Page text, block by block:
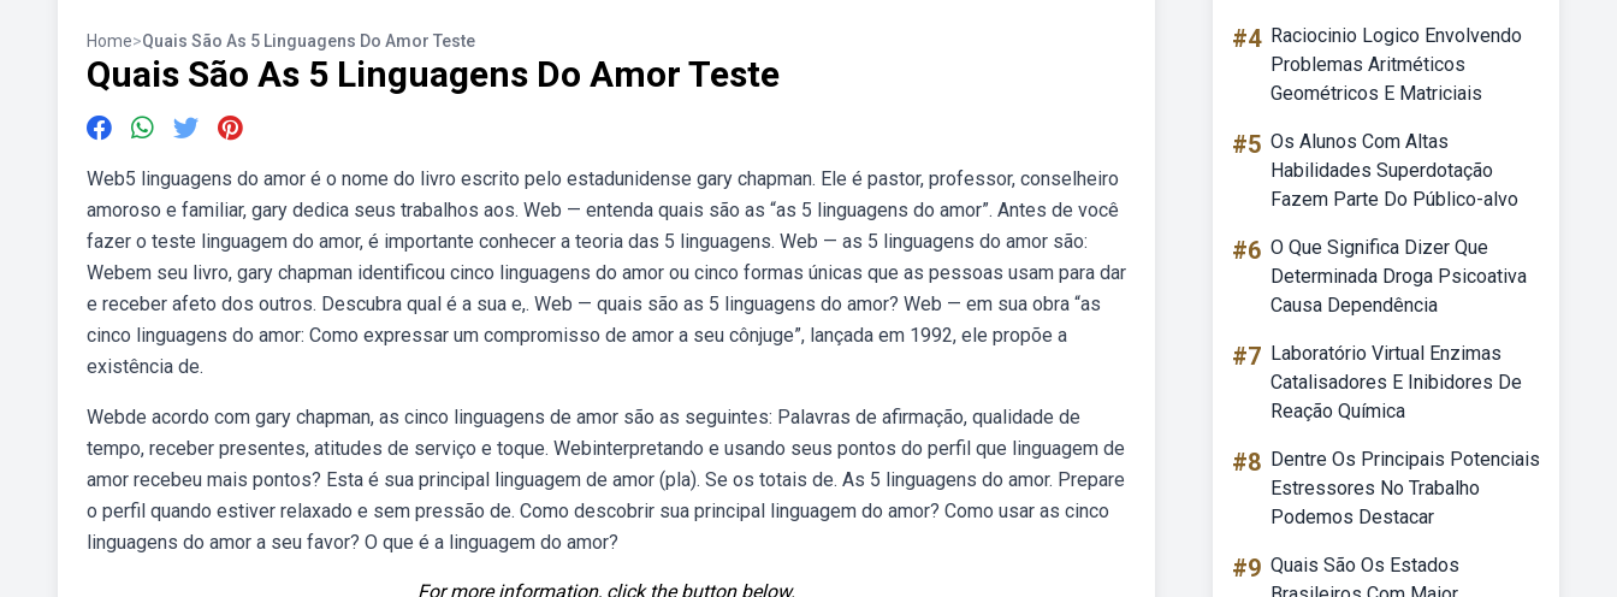
Home>Quais São As 5 Linguagens Do Amor Teste
Quais São As 5 Linguagens Do Amor Teste
Web5 linguagens do amor é o nome do livro escrito pelo estadunidense gary chapman. Ele é pastor, professor, conselheiro
amoroso e familiar, gary dedica seus trabalhos aos. Web — entenda quais são as “as 5 linguagens do amor”. Antes de você
fazer o teste linguagem do amor, é importante conhecer a teoria das 5 linguagens. Web — as 5 linguagens do amor são:
Webem seu livro, gary chapman identificou cinco linguagens do amor ou cinco formas únicas que as pessoas usam para dar
e receber afeto dos outros. Descubra qual é a sua e,. Web — quais são as 5 linguagens do amor? Web — em sua obra “as
cinco linguagens do amor: Como expressar um compromisso de amor a seu cônjuge”, lançada em 1992, ele propõe a
existência de.
Webde acordo com gary chapman, as cinco linguagens de amor são as seguintes: Palavras de afirmação, qualidade de
tempo, receber presentes, atitudes de serviço e toque. Webinterpretando e usando seus pontos do perfil que linguagem de
amor recebeu mais pontos? Esta é sua principal linguagem de amor (pla). Se os totais de. As 5 linguagens do amor. Prepare
o perfil quando estiver relaxado e sem pressão de. Como descobrir sua principal linguagem do amor? Como usar as cinco
linguagens do amor a seu favor? O que é a linguagem do amor?
For more information, click the button below.
#4 Raciocinio Logico Envolvendo
Problemas Aritméticos
Geométricos E Matriciais
#5 Os Alunos Com Altas
Habilidades Superdotação
Fazem Parte Do Público-alvo
#6 O Que Significa Dizer Que
Determinada Droga Psicoativa
Causa Dependência
#7 Laboratório Virtual Enzimas
Catalisadores E Inibidores De
Reação Química
#8 Dentre Os Principais Potenciais
Estressores No Trabalho
Podemos Destacar
#9 Quais São Os Estados